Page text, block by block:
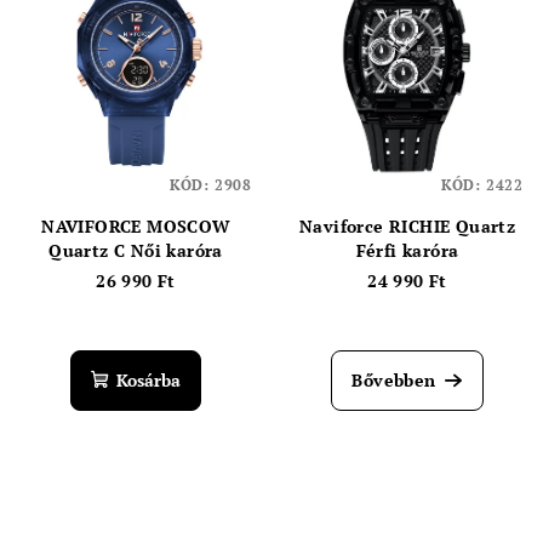
NAVIFORCE MOSCOW
Quartz C Női karóra
26 990 Ft
Kosárba
KÓD: 2908
Naviforce RICHIE Quartz
Férfi karóra
24 990 Ft
Bővebben
KÓD: 2422